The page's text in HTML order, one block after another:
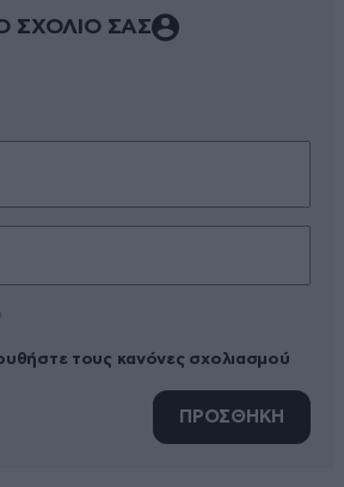
ΣΧΟΛΙΟ ΣΑΣ
τους κανόνες σχολιασμού
ΠΡΟΣΘΗΚΗ